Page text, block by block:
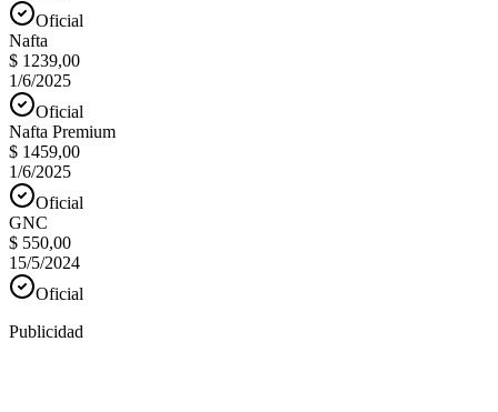
Oficial
Nafta
$ 1239,00
1/6/2025
Oficial
Nafta Premium
$ 1459,00
1/6/2025
Oficial
GNC
$ 550,00
15/5/2024
Oficial
Publicidad